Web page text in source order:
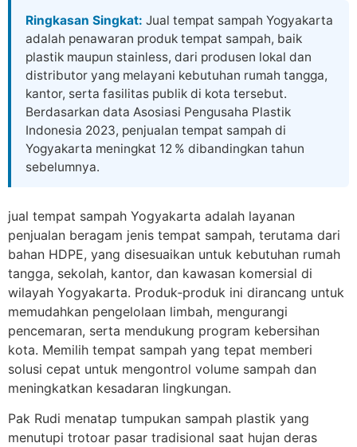
content
Ringkasan Singkat: Jual tempat sampah Yogyakarta
adalah penawaran produk tempat sampah, baik
plastik maupun stainless, dari produsen lokal dan
distributor yang melayani kebutuhan rumah tangga,
kantor, serta fasilitas publik di kota tersebut.
Berdasarkan data Asosiasi Pengusaha Plastik
Indonesia 2023, penjualan tempat sampah di
Yogyakarta meningkat 12 % dibandingkan tahun
sebelumnya.
jual tempat sampah Yogyakarta adalah layanan
penjualan beragam jenis tempat sampah, terutama dari
bahan HDPE, yang disesuaikan untuk kebutuhan rumah
tangga, sekolah, kantor, dan kawasan komersial di
wilayah Yogyakarta. Produk‑produk ini dirancang untuk
memudahkan pengelolaan limbah, mengurangi
pencemaran, serta mendukung program kebersihan
kota. Memilih tempat sampah yang tepat memberi
solusi cepat untuk mengontrol volume sampah dan
meningkatkan kesadaran lingkungan.
Pak Rudi menatap tumpukan sampah plastik yang
menutupi trotoar pasar tradisional saat hujan deras